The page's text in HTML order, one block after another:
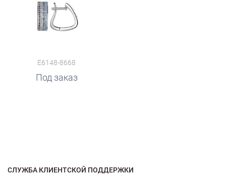
E6148-8668
Под заказ
СЛУЖБА КЛИЕНТСКОЙ ПОДДЕРЖКИ